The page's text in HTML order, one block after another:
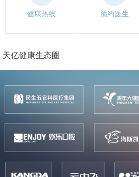
健康热线 预约医生
天亿健康生态圈